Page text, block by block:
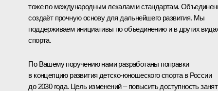
тоже по международным лекалам и стандартам.
создаёт прочную основу для дальнейшего развития. Мы
поддерживаем инициативы по объединению и в других
спорта.
По Вашему поручению нами разработаны поправки
в концепцию развития детско-юношеского спорта в России
до 2030 года. Цель изменений – повысить доступность